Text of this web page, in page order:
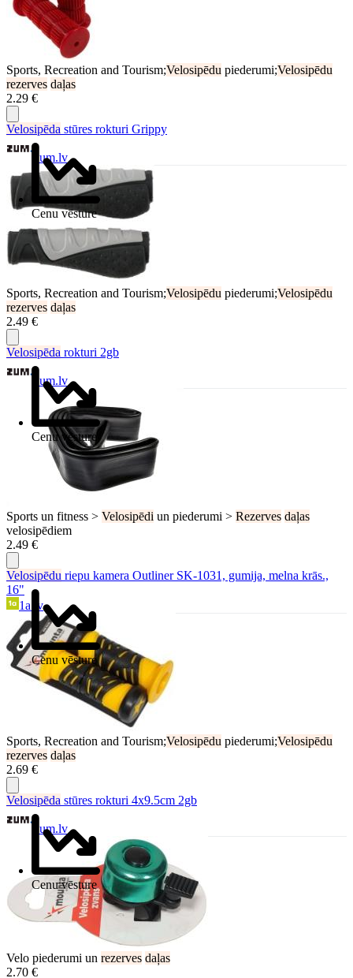
Sports, Recreation and Tourism;Velosipēdu piederumi;Velosipēdu
rezerves daļas
2.29 €
Cenu vēsture
Velosipēda stūres rokturi Grippy
Zum.lv
Sports, Recreation and Tourism;Velosipēdu piederumi;Velosipēdu
rezerves daļas
2.49 €
Cenu vēsture
Velosipēda rokturi 2gb
Zum.lv
Sports un fitness > Velosipēdi un piederumi > Rezerves daļas
velosipēdiem
2.49 €
Cenu vēsture
Velosipēdu riepu kamera Outliner SK-1031, gumija, melna krās.,
16"
1a.lv
Sports, Recreation and Tourism;Velosipēdu piederumi;Velosipēdu
rezerves daļas
2.69 €
Cenu vēsture
Velosipēda stūres rokturi 4x9.5cm 2gb
Zum.lv
Velo piederumi un rezerves daļas
2.70 €